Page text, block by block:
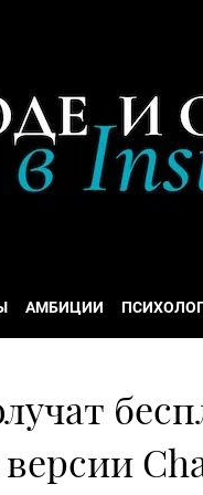
АМБИЦИИ